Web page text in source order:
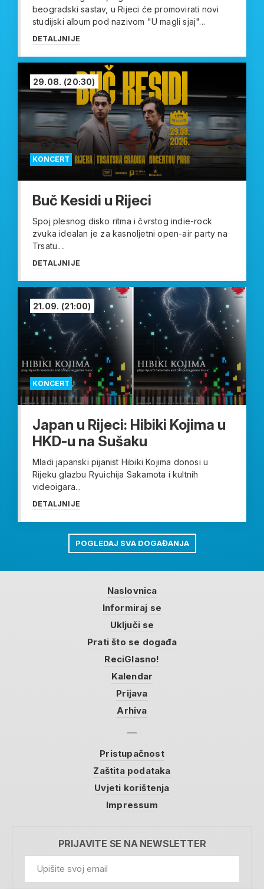
beogradski sastav, u Rijeci će promovirati novi
studijski album pod nazivom "U magli sjaj"...
DETALJNIJE
KONCERT
29.08. (20:30)
Buč Kesidi u Rijeci
Spoj plesnog disko ritma i čvrstog indie-rock
zvuka idealan je za kasnoljetni open-air party na
Trsatu....
DETALJNIJE
KONCERT
21.09. (21:00)
Japan u Rijeci: Hibiki Kojima u
HKD-u na Sušaku
Mladi japanski pijanist Hibiki Kojima donosi u
Rijeku glazbu Ryuichija Sakamota i kultnih
videoigara...
DETALJNIJE
POGLEDAJ SVA DOGAĐANJA
Naslovnica
Informiraj se
Uključi se
Prati što se događa
ReciGlasno!
Kalendar
Prijava
Arhiva
Pristupačnost
Zaštita podataka
Uvjeti korištenja
Impressum
PRIJAVITE SE NA NEWSLETTER